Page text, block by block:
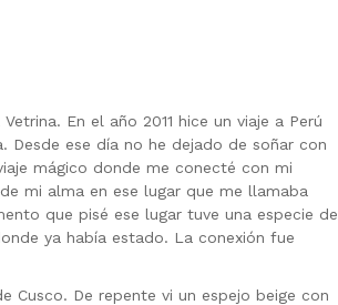
En el año 2011 hice un viaje a Perú
Desde ese día no he dejado de soñar con
mágico donde me conecté con mi
mi alma en ese lugar que me llamaba
que pisé ese lugar tuve una especie de
ya había estado. La conexión fue
Cusco. De repente vi un espejo beige con